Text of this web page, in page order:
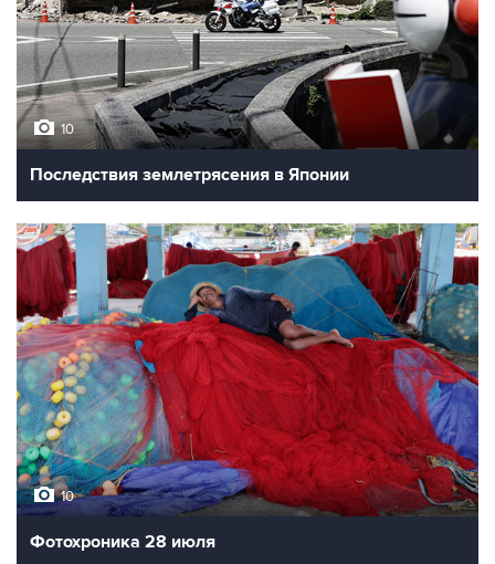
10
Последствия землетрясения в Японии
10
Фотохроника 28 июля